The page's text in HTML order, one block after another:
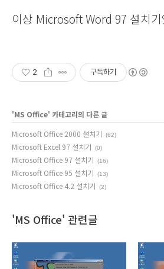
이상 Microsoft Word 97 설치
2 구독하기
'MS Office' 카테고리의 다른 글
Microsoft Office 2000 설치기
(62)
Microsoft Excel 97 설치기 (0)
Microsoft Office 97 설치기 (16)
Microsoft Office 95 설치기 (13)
Microsoft Office 4.2 설치기 (2)
'MS Office' 관련글